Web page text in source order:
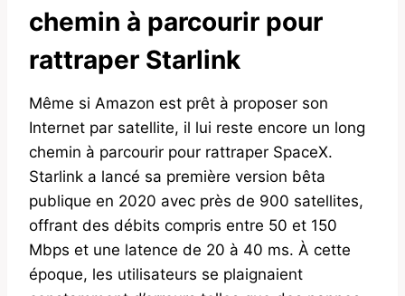
chemin à parcourir pour
rattraper Starlink
Même si Amazon est prêt à proposer son
Internet par satellite, il lui reste encore un long
chemin à parcourir pour rattraper SpaceX.
Starlink a lancé sa première version bêta
publique en 2020 avec près de 900 satellites,
offrant des débits compris entre 50 et 150
Mbps et une latence de 20 à 40 ms. À cette
époque, les utilisateurs se plaignaient